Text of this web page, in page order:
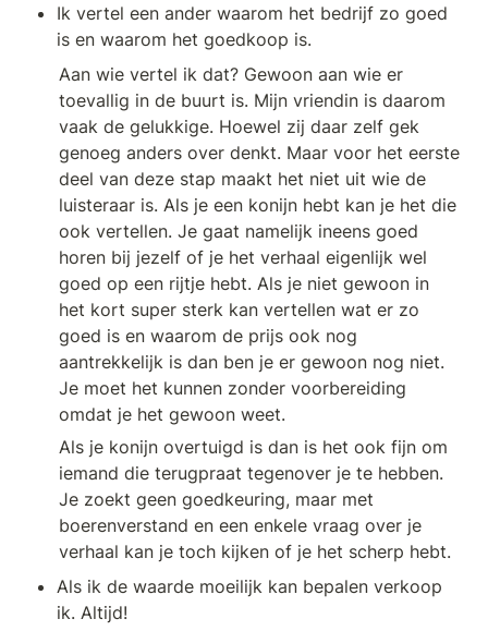
Ik vertel een ander waarom het bedrijf zo goed
is en waarom het goedkoop is.
Aan wie vertel ik dat? Gewoon aan wie er
toevallig in de buurt is. Mijn vriendin is daarom
vaak de gelukkige. Hoewel zij daar zelf gek
genoeg anders over denkt. Maar voor het eerste
deel van deze stap maakt het niet uit wie de
luisteraar is. Als je een konijn hebt kan je het die
ook vertellen. Je gaat namelijk ineens goed
horen bij jezelf of je het verhaal eigenlijk wel
goed op een rijtje hebt. Als je niet gewoon in
het kort super sterk kan vertellen wat er zo
goed is en waarom de prijs ook nog
aantrekkelijk is dan ben je er gewoon nog niet.
Je moet het kunnen zonder voorbereiding
omdat je het gewoon weet.
Als je konijn overtuigd is dan is het ook fijn om
iemand die terugpraat tegenover je te hebben.
Je zoekt geen goedkeuring, maar met
boerenverstand en een enkele vraag over je
verhaal kan je toch kijken of je het scherp hebt.
Als ik de waarde moeilijk kan bepalen verkoop
ik. Altijd!